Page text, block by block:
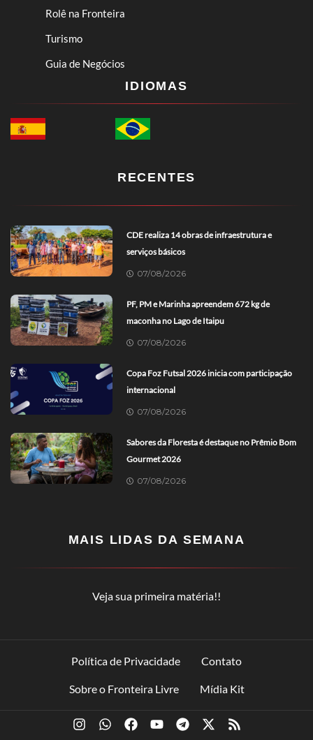
Rolê na Fronteira
Turismo
Guia de Negócios
IDIOMAS
RECENTES
CDE realiza 14 obras de infraestrutura e
serviços básicos
07/08/2026
PF, PM e Marinha apreendem 672 kg de
maconha no Lago de Itaipu
07/08/2026
Copa Foz Futsal 2026 inicia com participação
internacional
07/08/2026
Sabores da Floresta é destaque no Prêmio Bom
Gourmet 2026
07/08/2026
MAIS LIDAS DA SEMANA
Veja sua primeira matéria!!
Política de Privacidade Contato
Sobre o Fronteira Livre Mídia Kit